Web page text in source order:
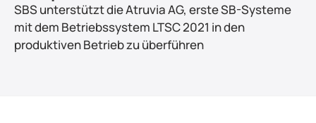
SBS unterstützt die Atruvia AG, erste SB-Systeme
mit dem Betriebssystem LTSC 2021 in den
produktiven Betrieb zu überführen